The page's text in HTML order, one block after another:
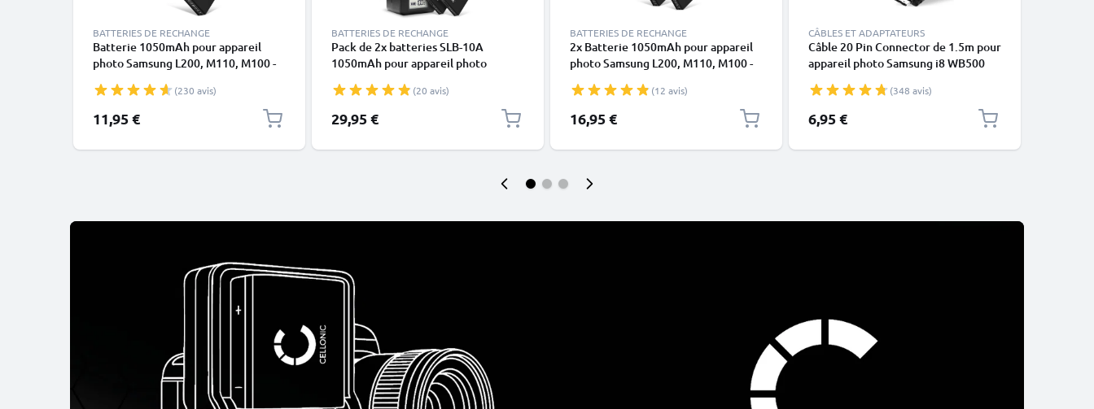
BATTERIES DE RECHANGE
Batterie 1050mAh pour appareil
photo Samsung L200, M110, M100 -
(230 avis)
11,95 €
BATTERIES DE RECHANGE
Pack de 2x batteries SLB-10A
1050mAh pour appareil photo
WB350f WB500 WB550 WB700
WB750 WB800f WB850f WB2100
EX2f L100 - Avec chargeur et câble
(20 avis)
29,95 €
BATTERIES DE RECHANGE
2x Batterie 1050mAh pour appareil
photo Samsung L200, M110, M100 -
10A
(12 avis)
16,95 €
CÂBLES ET ADAPTATEURS
Câble 20 Pin Connector de 1.5m pour
appareil photo Samsung i8 WB500
PL100 PL150 PL20 PL210 PL50 ES55
ES65 ES70 ES75 ST65 ST500 ST30
L100 TL220 transfert de données
(348 avis)
6,95 €